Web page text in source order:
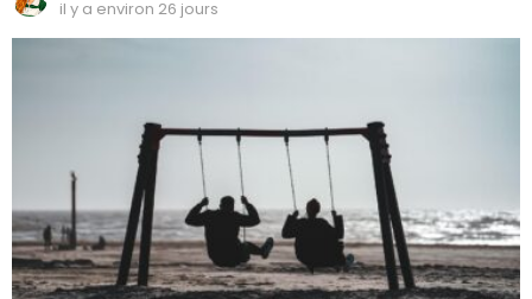
il y a environ 26 jours